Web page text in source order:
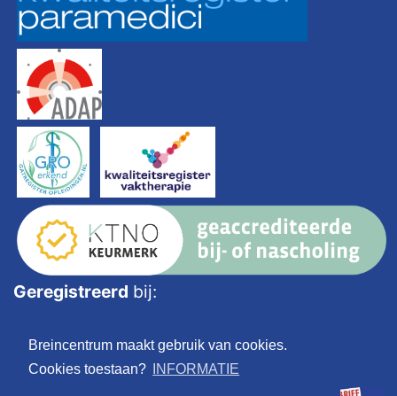
Breincentrum maakt gebruik van cookies.
Cookies toestaan?
INFORMATIE
Geregistreerd bij: